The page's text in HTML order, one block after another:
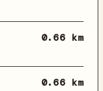
0.66 km
0.66 km